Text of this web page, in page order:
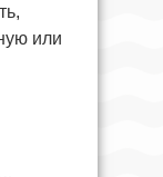
или